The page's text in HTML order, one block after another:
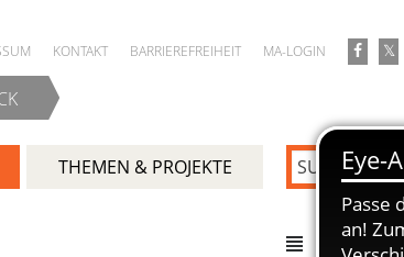
KONTAKT BARRIEREFREIHEIT MA-LOGIN
THEMEN & PROJEKTE
DIREKT ZU